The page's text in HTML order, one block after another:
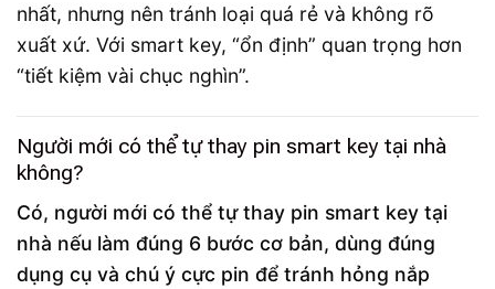
nhất, nhưng nên tránh loại quá rẻ và không rõ
xuất xứ. Với smart key, “ổn định” quan trọng hơn
“tiết kiệm vài chục nghìn”.
Người mới có thể tự thay pin smart key tại nhà
không?
Có, người mới có thể tự thay pin smart key tại
nhà nếu làm đúng 6 bước cơ bản, dùng đúng
dụng cụ và chú ý cực pin để tránh hỏng nắp